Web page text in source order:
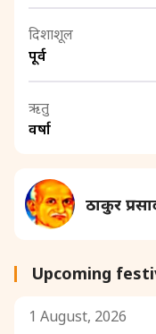
दिशाशूल
पूर्व
ऋतु
वर्षा
ठाकुर
Upcoming
1 August, 2026